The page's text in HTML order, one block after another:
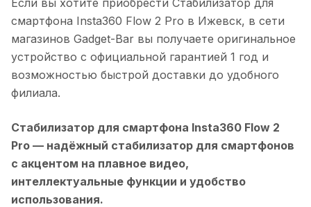
смартфона Insta360 Flow 2 Pro в Ижевск, в сети
магазинов Gadget-Bar вы получаете оригинальное
устройство с официальной гарантией 1 год и
возможностью быстрой доставки до удобного
филиала.
Стабилизатор для смартфона Insta360 Flow 2
Pro — надёжный стабилизатор для смартфонов
с акцентом на плавное видео,
интеллектуальные функции и удобство
использования.